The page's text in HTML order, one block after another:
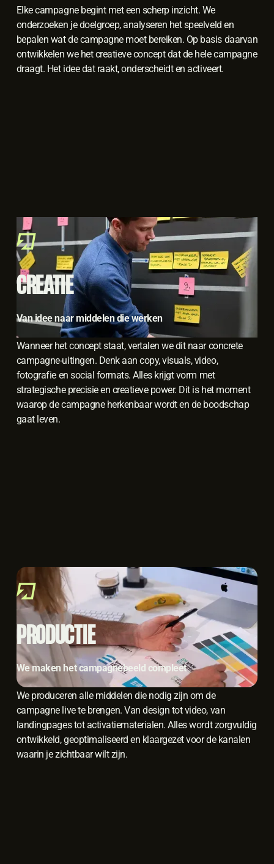
Elke campagne begint met een scherp inzicht. We
onderzoeken je doelgroep, analyseren het speelveld en
bepalen wat de campagne moet bereiken. Op basis daarvan
ontwikkelen we het creatieve concept dat de hele campagne
draagt. Het idee dat raakt, onderscheidt en activeert.
CREATIE
Van idee naar middelen die werken
Wanneer het concept staat, vertalen we dit naar concrete
campagne-uitingen. Denk aan copy, visuals, video,
fotografie en social formats. Alles krijgt vorm met
strategische precisie en creatieve power. Dit is het moment
waarop de campagne herkenbaar wordt en de boodschap
gaat leven.
PRODUCTIE
We maken het campagnebeeld compleet
We produceren alle middelen die nodig zijn om de
campagne live te brengen. Van design tot video, van
landingpages tot activatiematerialen. Alles wordt zorgvuldig
ontwikkeld, geoptimaliseerd en klaargezet voor de kanalen
waarin je zichtbaar wilt zijn.